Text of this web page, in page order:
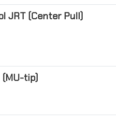
JRT (Center Pull)
tip)